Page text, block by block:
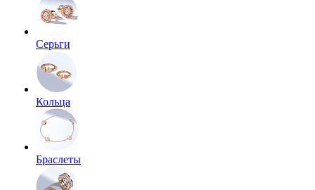
Серьги
Кольца
Браслеты